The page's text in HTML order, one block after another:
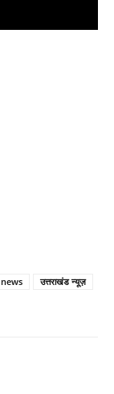
उत्तराखंड न्यूज़